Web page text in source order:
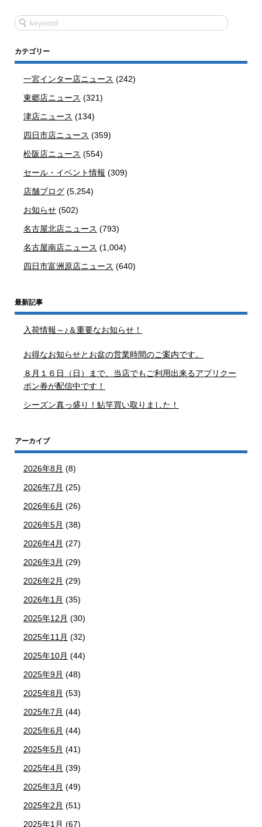
カテゴリー
一宮インター店ニュース (242)
東郷店ニュース (321)
津店ニュース (134)
四日市店ニュース (359)
松阪店ニュース (554)
セール・イベント情報 (309)
店舗ブログ (5,254)
お知らせ (502)
名古屋北店ニュース (793)
名古屋南店ニュース (1,004)
四日市富洲原店ニュース (640)
最新記事
入荷情報～♪＆重要なお知らせ！
お得なお知らせとお盆の営業時間のご案内です。
８月１６日（日）まで、当店でもご利用出来るアプリクー
ポン券が配信中です！
シーズン真っ盛り！鮎竿買い取りました！
アーカイブ
2026年8月 (8)
2026年7月 (25)
2026年6月 (26)
2026年5月 (38)
2026年4月 (27)
2026年3月 (29)
2026年2月 (29)
2026年1月 (35)
2025年12月 (30)
2025年11月 (32)
2025年10月 (44)
2025年9月 (48)
2025年8月 (53)
2025年7月 (44)
2025年6月 (44)
2025年5月 (41)
2025年4月 (39)
2025年3月 (49)
2025年2月 (51)
2025年1月 (67)